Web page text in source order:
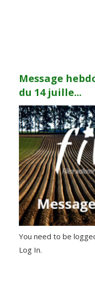
Message
du 14 juille...
You need to be
Log In.